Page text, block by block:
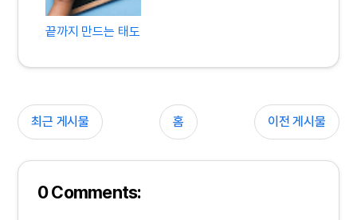
끝까지 만드는 태도
최근 게시물 이전 게시물
홈
0 Comments: